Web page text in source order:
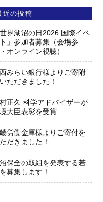
近の投稿
世界湖沼の日2026 国際イベ
」参加者募集（会場参
オンライン視聴）
みらい銀行様よりご寄附
ただきました！
正久 科学アドバイザーが
大臣表彰を受賞
労働金庫様よりご寄付を
だきました！
保全の取組を発表する若
募集します！